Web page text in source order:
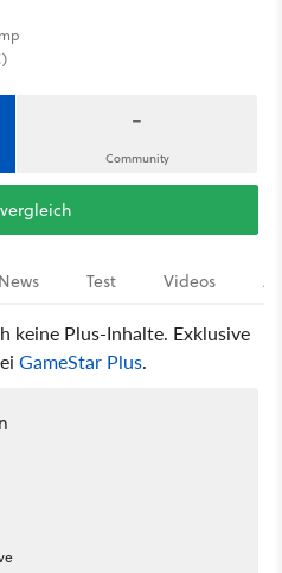
-
Community
News Test Videos
keine Plus-Inhalte. Exklusive
GameStar Plus.